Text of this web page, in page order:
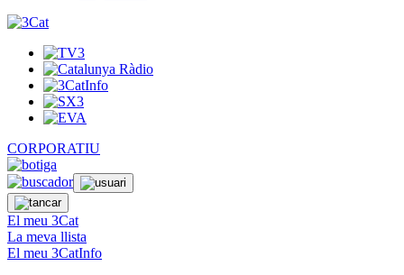
CORPORATIU
El meu 3Cat
La meva llista
El meu 3CatInfo